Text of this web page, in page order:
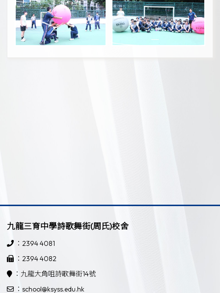
九龍三育中學詩歌舞街(周氏)校舍
：2394 4081
：2394 4082
：九龍大角咀詩歌舞街14號
：school@ksyss.edu.hk